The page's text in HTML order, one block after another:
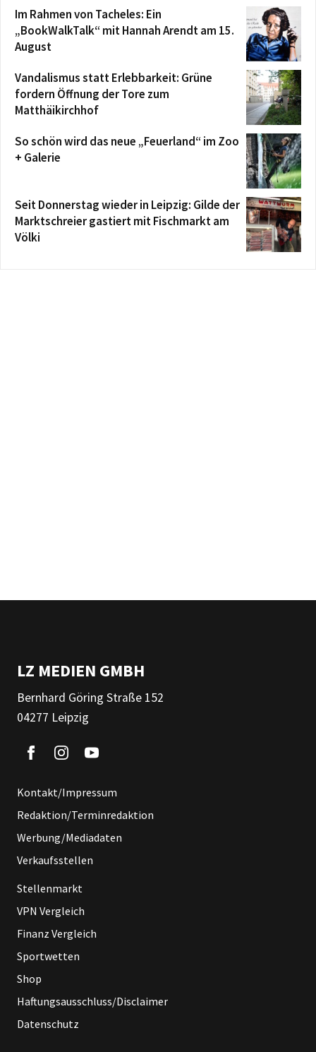
Im Rahmen von Tacheles: Ein
„BookWalkTalk“ mit Hannah Arendt am 15.
August
Vandalismus statt Erlebbarkeit: Grüne
fordern Öffnung der Tore zum
Matthäikirchhof
So schön wird das neue „Feuerland“ im Zoo
+ Galerie
Seit Donnerstag wieder in Leipzig: Gilde der
Marktschreier gastiert mit Fischmarkt am
Völki
LZ MEDIEN GMBH
Bernhard Göring Straße 152
04277 Leipzig
Kontakt/Impressum
Redaktion/Terminredaktion
Werbung/Mediadaten
Verkaufsstellen
Stellenmarkt
VPN Vergleich
Finanz Vergleich
Sportwetten
Shop
Haftungsausschluss/Disclaimer
Datenschutz